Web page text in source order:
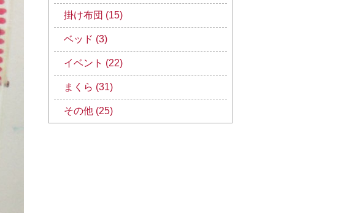
掛け布団 (15)
ベッド (3)
イベント (22)
まくら (31)
その他 (25)